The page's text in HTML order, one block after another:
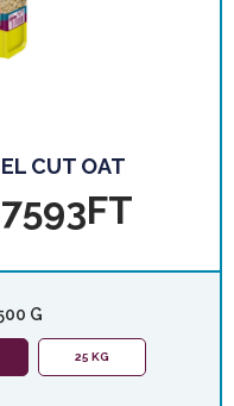
CUT OAT
FT
G
25 KG